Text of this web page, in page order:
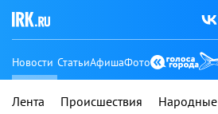
Новости СтатьиАфишаФото
Лента Происшествия Народные